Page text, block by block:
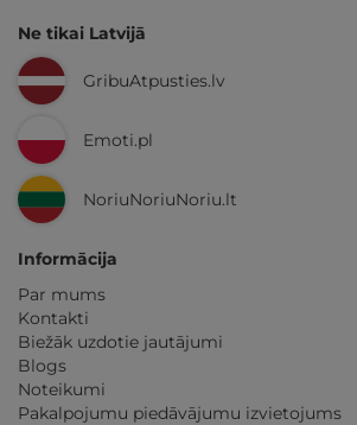
Ne tikai Latvijā
GribuAtpusties.lv
Emoti.pl
NoriuNoriuNoriu.lt
Informācija
Par mums
Kontakti
Biežāk uzdotie jautājumi
Blogs
Noteikumi
Pakalpojumu piedāvājumu izvietojums